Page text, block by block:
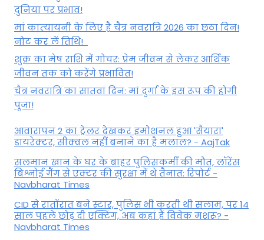
दुनिया पर प्रभाव!
मां कात्‍यायनी के लिए है चैत्र नवरात्रि 2026 का छठा दिन!
नोट कर लें तिथि!
शुक्र का मेष राशि में गोचर: प्रेम जीवन से लेकर आर्थिक
जीवन तक को करेंगे प्रभावित!
चैत्र नवरात्रि का सातवां दिन: मां दुर्गा के इस रूप की होगी
पूजा!
आवारापन 2 का ट्रेलर देखकर इमोशनल हुआ 'सैयारा'
डायरेक्टर, सीक्वल नहीं बनाने का है मलाल? - AajTak
सलमान खान के घर के बाहर पुलिसकर्मी की मौत, लॉरेंस
बिश्नोई गैंग से एक्टर की सुरक्षा में थे तैनात: रिपोर्ट -
Navbharat Times
CID से रातोंरात बने स्टार, पुलिस भी करती थी सलाम, पर 14
साल पहले छोड़ दी एक्टिंग, अब कहां हैं विवेक मशरू? -
Navbharat Times